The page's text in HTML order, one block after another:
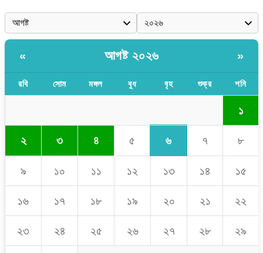
« আগষ্ট ২০২৬ »
রবি সোম মঙ্গল বুধ বৃহ শুক্র শনি
১
২ ৩ ৪ ৫ ৬ ৭ ৮
৯ ১০ ১১ ১২ ১৩ ১৪ ১৫
১৬ ১৭ ১৮ ১৯ ২০ ২১ ২২
২৩ ২৪ ২৫ ২৬ ২৭ ২৮ ২৯